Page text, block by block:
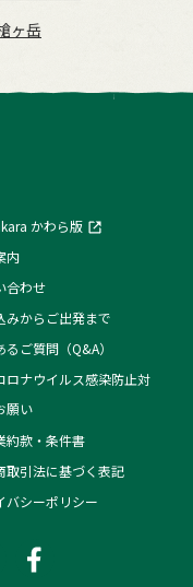
ヶ岳
かわら版
内
合わせ
みからご出発まで
るご質問（Q&A）
ロナウイルス感染防止対
願い
約款・条件書
取引法に基づく表記
バシーポリシー